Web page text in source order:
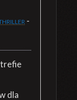
-
dla